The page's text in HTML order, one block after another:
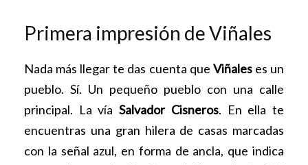
Primera impresión de Viñales
Nada más llegar te das cuenta que Viñaleses un
pueblo. Sí. Un pequeño pueblo con una calle
principal. La víaSalvador Cisneros. En ella te
encuentras una gran hilera de casas marcadas
con la señal azul, en forma de ancla, que indica